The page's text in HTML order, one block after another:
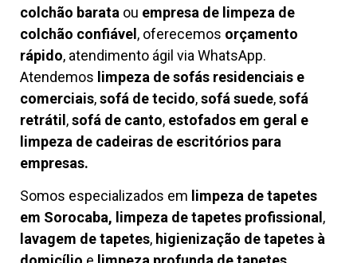
colchão barata ou empresa de limpeza de
colchão confiável, oferecemos orçamento
rápido, atendimento ágil via WhatsApp.
Atendemos limpeza desofás residenciais e
comerciais,sofá de tecido,sofá suede,sofá
retrátil,sofá de canto, estofados em geral e
limpeza de cadeiras de escritórios para
empresas.
Somos especializados em limpeza de tapetes
em Sorocaba, limpeza de tapetes profissional ,
lavagem de tapetes, higienização de tapetes à